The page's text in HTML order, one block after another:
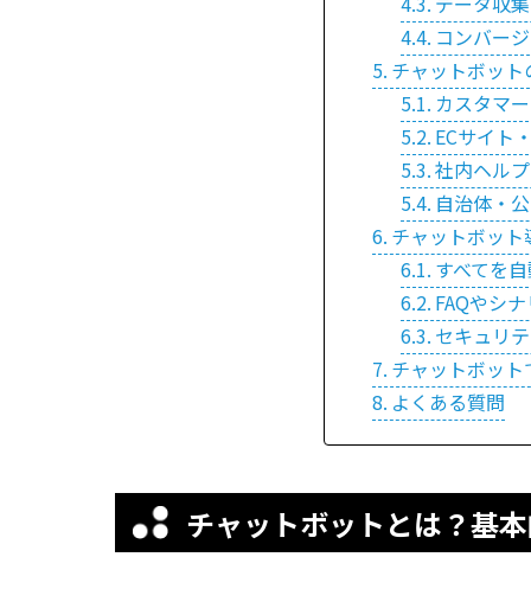
コンバー
チャットボッ
カスタマ
ECサイト
社内ヘル
自治体・
チャットボッ
すべてを
FAQやシ
セキュリ
チャットボッ
よくある質問
チャットボットとは？基